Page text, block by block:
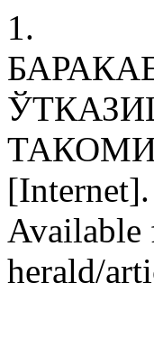
1.
Available
herald/